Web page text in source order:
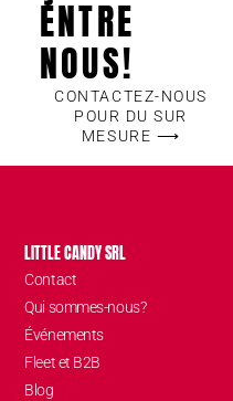
ENTRE
NOUS!
CONTACTEZ-NOUS
POUR DU SUR
MESURE ⟶
LITTLE CANDY SRL
Contact
Qui sommes-nous?
Événements
Fleet et B2B
Blog